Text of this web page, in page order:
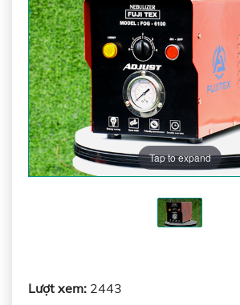
Tap to expand
Lượt xem: 2443